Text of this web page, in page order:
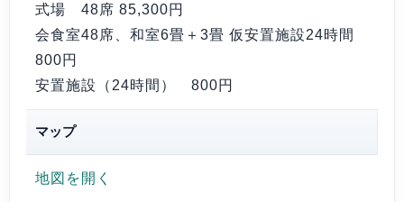
式場 48席 85,300円
会食室48席、和室6畳＋3畳 仮安置施設24時間
800円
安置施設（24時間）
800円
マップ
地図を開く